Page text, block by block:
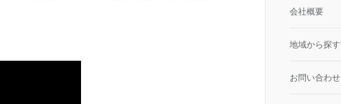
会社概要
地域から探す
お問い合わせ